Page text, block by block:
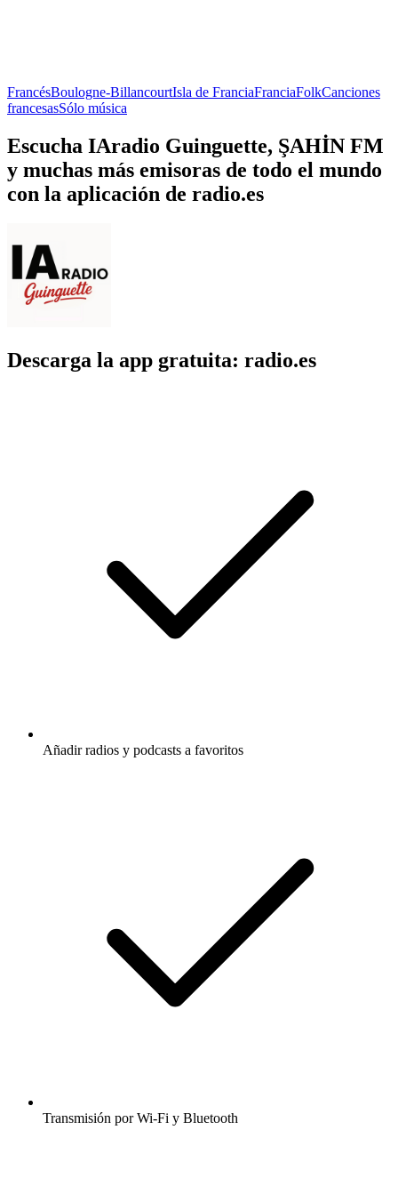
FrancésBoulogne-BillancourtIsla de FranciaFranciaFolkCanciones
francesasSólo música
Escucha IAradio Guinguette, ŞAHİN FM
y muchas más emisoras de todo el mundo
con la aplicación de radio.es
Descarga la app gratuita: radio.es
Añadir radios y podcasts a favoritos
Transmisión por Wi-Fi y Bluetooth